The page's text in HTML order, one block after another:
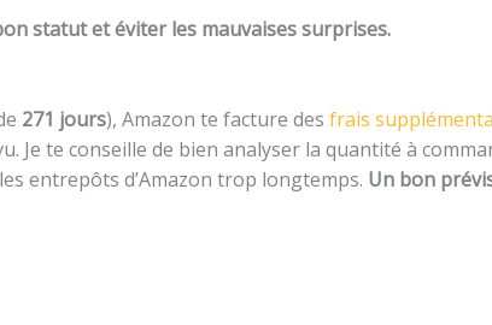
statut et éviter les mauvaises surprises.
271 jours), Amazon te facture des frais
Je te conseille de bien analyser la quantité à
entrepôts d’Amazon trop longtemps. Un bon